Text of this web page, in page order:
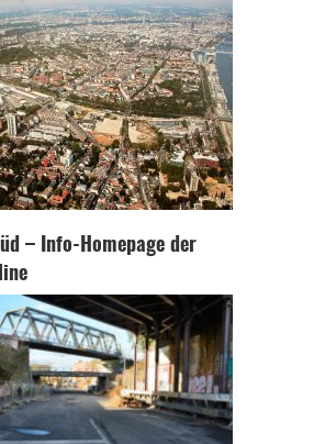
– Info-Homepage der